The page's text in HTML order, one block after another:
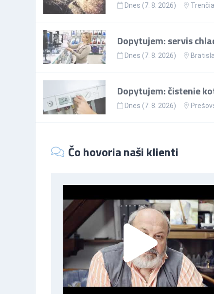
Dnes (7. 8. 2026)
Dopytujem: servis
Dnes (7. 8. 2026)
Dopytujem: čistenie
Dnes (7. 8. 2026)
Čo hovoria naši klienti